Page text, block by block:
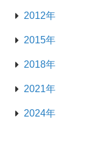
2012年
2015年
2018年
2021年
2024年